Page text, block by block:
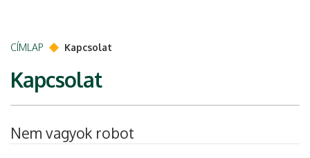
CÍMLAP Kapcsolat
Kapcsolat
Nem vagyok robot